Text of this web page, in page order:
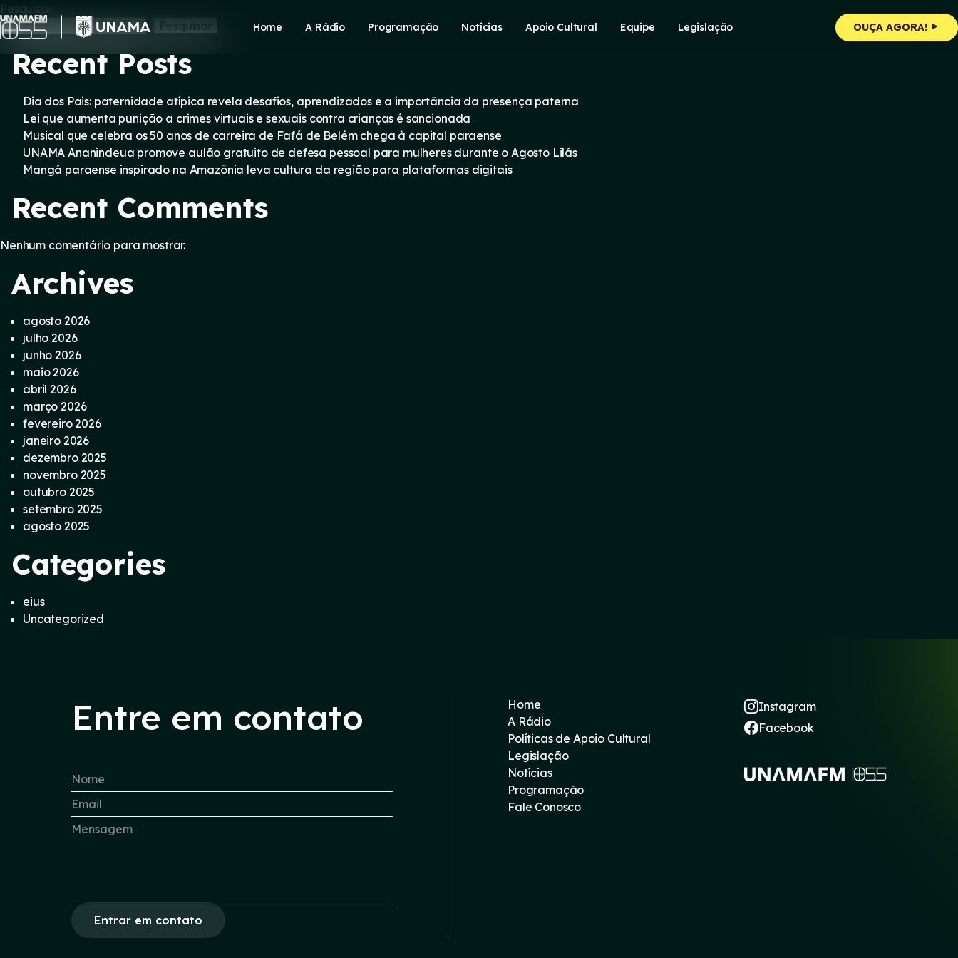
Skip
to
content
Home A Rádio Programação Notícias Apoio Cultural Equipe Legislação OUÇA AGORA!
Pesquisar
Pesquisar
Recent Posts
Dia dos Pais: paternidade atípica revela desafios, aprendizados e a importância da presença paterna
Lei que aumenta punição a crimes virtuais e sexuais contra crianças é sancionada
Musical que celebra os 50 anos de carreira de Fafá de Belém chega à capital paraense
UNAMA Ananindeua promove aulão gratuito de defesa pessoal para mulheres durante o Agosto Lilás
Mangá paraense inspirado na Amazônia leva cultura da região para plataformas digitais
Recent Comments
Nenhum comentário para mostrar.
Archives
agosto 2026
julho 2026
junho 2026
maio 2026
abril 2026
março 2026
fevereiro 2026
janeiro 2026
dezembro 2025
novembro 2025
outubro 2025
setembro 2025
agosto 2025
Categories
eius
Uncategorized
Entre em contato
Entrar em contato
Home
A Rádio
Políticas de Apoio Cultural
Legislação
Notícias
Programação
Fale Conosco
Instagram
Facebook